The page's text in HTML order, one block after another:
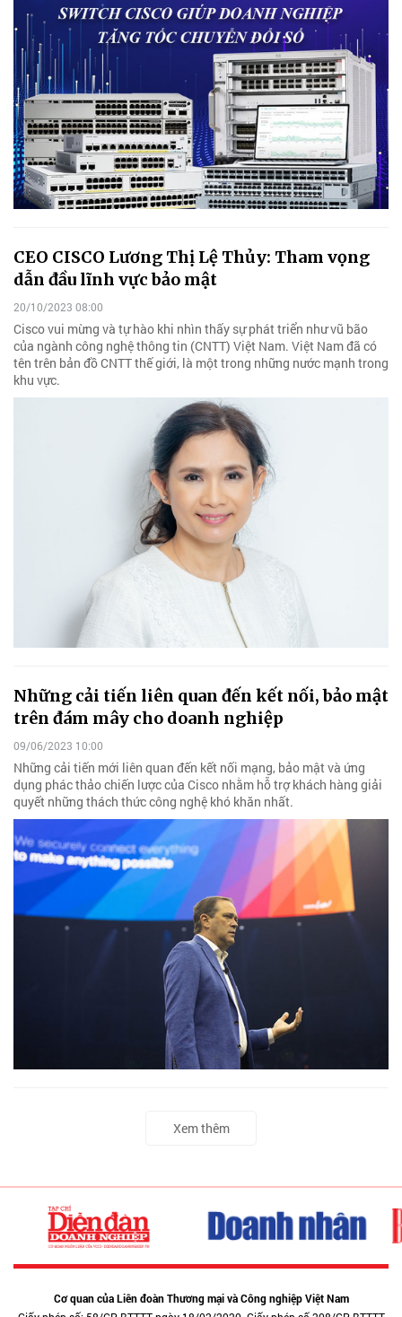
CEO CISCO Lương Thị Lệ Thủy: Tham vọng
dẫn đầu lĩnh vực bảo mật
20/10/2023 08:00
Cisco vui mừng và tự hào khi nhìn thấy sự phát triển như vũ bão
của ngành công nghệ thông tin (CNTT) Việt Nam. Việt Nam đã có
tên trên bản đồ CNTT thế giới, là một trong những nước mạnh trong
khu vực.
Những cải tiến liên quan đến kết nối, bảo mật
trên đám mây cho doanh nghiệp
09/06/2023 10:00
Những cải tiến mới liên quan đến kết nối mạng, bảo mật và ứng
dụng phác thảo chiến lược của Cisco nhằm hỗ trợ khách hàng giải
quyết những thách thức công nghệ khó khăn nhất.
Xem thêm
Cơ quan của Liên đoàn Thương mại và Công nghiệp Việt Nam